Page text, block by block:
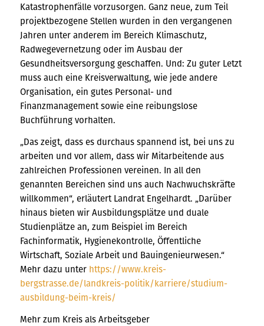
Katastrophenfälle vorzusorgen. Ganz neue, zum Teil
projektbezogene Stellen wurden in den vergangenen
Jahren unter anderem im Bereich Klimaschutz,
Radwegevernetzung oder im Ausbau der
Gesundheitsversorgung geschaffen. Und: Zu guter Letzt
muss auch eine Kreisverwaltung, wie jede andere
Organisation, ein gutes Personal- und
Finanzmanagement sowie eine reibungslose
Buchführung vorhalten.
„Das zeigt, dass es durchaus spannend ist, bei uns zu
arbeiten und vor allem, dass wir Mitarbeitende aus
zahlreichen Professionen vereinen. In all den
genannten Bereichen sind uns auch Nachwuchskräfte
willkommen“, erläutert Landrat Engelhardt. „Darüber
hinaus bieten wir Ausbildungsplätze und duale
Studienplätze an, zum Beispiel im Bereich
Fachinformatik, Hygienekontrolle, Öffentliche
Wirtschaft, Soziale Arbeit und Bauingenieurwesen.“
Mehr dazu unter https://www.kreis-
bergstrasse.de/landkreis-politik/karriere/studium-
ausbildung-beim-kreis/
Mehr zum Kreis als Arbeitsgeber